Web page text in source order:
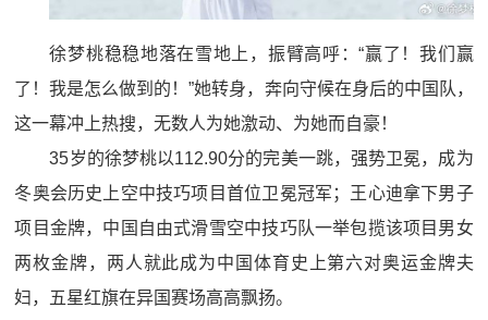
徐梦桃稳稳地落在雪地上，振臂高呼：“赢了！我们赢
了！我是怎么做到的！”她转身，奔向守候在身后的中国队，
这一幕冲上热搜，无数人为她激动、为她而自豪！
35岁的徐梦桃以112.90分的完美一跳，强势卫冕，成为
冬奥会历史上空中技巧项目首位卫冕冠军；王心迪拿下男子
项目金牌，中国自由式滑雪空中技巧队一举包揽该项目男女
两枚金牌，两人就此成为中国体育史上第六对奥运金牌夫
妇，五星红旗在异国赛场高高飘扬。